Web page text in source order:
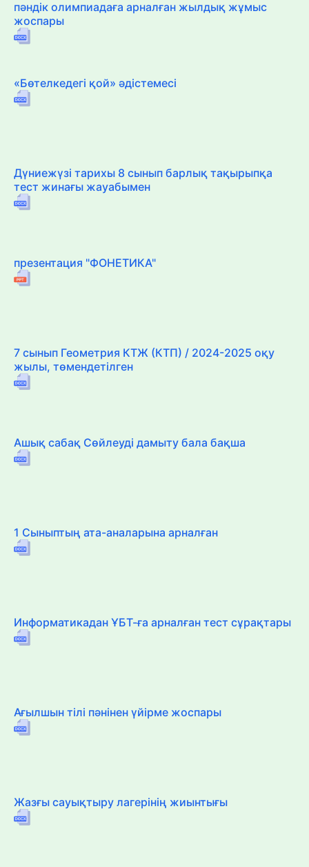
пәндік олимпиадаға арналған жылдық жұмыс
жоспары
«Бөтелкедегі қой» әдістемесі
Дүниежүзі тарихы 8 сынып барлық тақырыпқа
тест жинағы жауабымен
презентация "ФОНЕТИКА"
7 сынып Геометрия КТЖ (КТП) / 2024-2025 оқу
жылы, төмендетілген
Ашық сабақ Сөйлеуді дамыту бала бақша
1 Сыныптың ата-аналарына арналған
Информатикадан ҰБТ-ға арналған тест сұрақтары
Ағылшын тілі пәнінен үйірме жоспары
Жазғы сауықтыру лагерінің жиынтығы